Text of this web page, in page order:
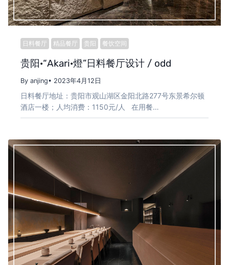
日料餐厅 精品餐厅 贵阳 餐饮空间
贵阳·“Akari·燈”日料餐厅设计 / odd
By anjing• 2023年4月12日
日料餐厅地址：贵阳市观山湖区金阳北路277号东景希尔顿
酒店一楼；人均消费：1150元/人 在用餐…